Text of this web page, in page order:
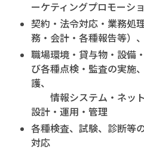
ーケティングプロモーシ
契約・法令対応・業務処
務・会計・各種報告等）
職場環境・貸与物・設備
び各種点検・監査の実施
護、
情報システム・ネット
設計・運用・管理
各種検査、試験、診断等
対応